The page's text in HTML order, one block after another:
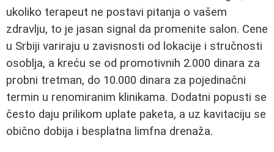
ukoliko terapeut ne postavi pitanja o vašem
zdravlju, to je jasan signal da promenite salon. Cene
u Srbiji variraju u zavisnosti od lokacije i stručnosti
osoblja, a kreću se od promotivnih 2.000 dinara za
probni tretman, do 10.000 dinara za pojedinačni
termin u renomiranim klinikama. Dodatni popusti se
često daju prilikom uplate paketa, a uz kavitaciju se
obično dobija i besplatna limfna drenaža.